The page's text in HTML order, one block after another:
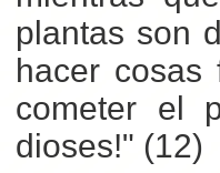
plantas son
hacer cosas
cometer el
dioses!" (12)